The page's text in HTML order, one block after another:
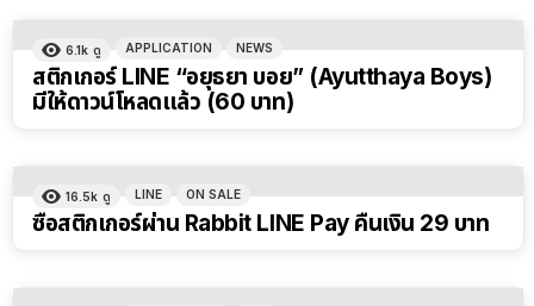
6.1k ดู APPLICATION NEWS
สติกเกอร์ LINE “อยุธยา บอย” (Ayutthaya Boys)
มีให้ดาวน์โหลดแล้ว (60 บาท)
16.5k ดู LINE ON SALE
ซื้อสติกเกอร์ผ่าน Rabbit LINE Pay คืนเงิน 29 บาท